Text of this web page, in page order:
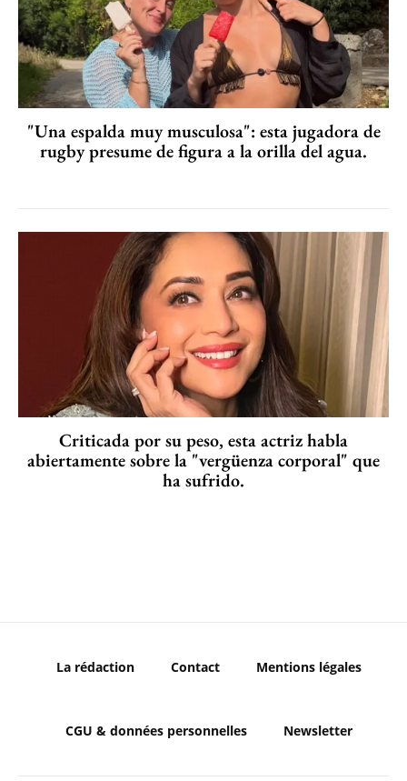
"Una espalda muy musculosa": esta jugadora de
rugby presume de figura a la orilla del agua.
Criticada por su peso, esta actriz habla
abiertamente sobre la "vergüenza corporal" que
ha sufrido.
La rédaction Contact Mentions légales
CGU & données personnelles Newsletter